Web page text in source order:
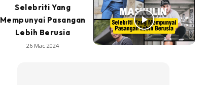
Selebriti Yang
Mempunyai Pasangan
Lebih Berusia
26 Mac 2024